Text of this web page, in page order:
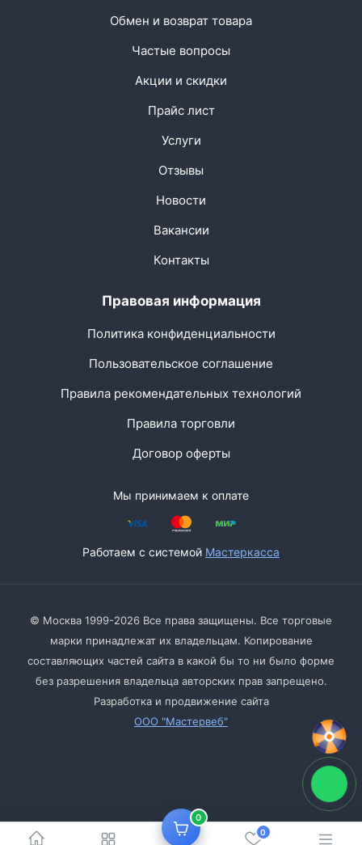
0
0
Обмен и возврат товара
Частые вопросы
Акции и скидки
Прайс лист
Услуги
Отзывы
Новости
Вакансии
Контакты
Правовая информация
Политика конфиденциальности
Пользовательское соглашение
Правила рекомендательных технологий
Правила торговли
Договор оферты
Мы принимаем к оплате
Работаем с системой Мастеркасса
© Москва 1999-2026 Все права защищены. Все торговые
марки принадлежат их владельцам. Копирование
составляющих частей сайта в какой бы то ни было форме
без разрешения владельца авторских прав запрещено.
Разработка и продвижение сайта
ООО "Мастервеб"